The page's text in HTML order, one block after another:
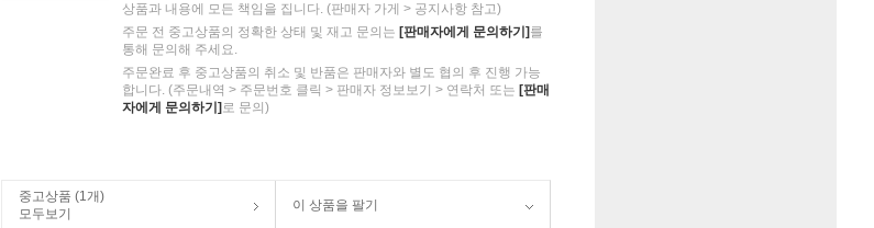
상품과 내용에 모든 책임을 집니다. (판매자 가게 > 공지사항 참고)
주문 전 중고상품의 정확한 상태 및 재고 문의는 [판매자에게 문의하기] 를
통해 문의해 주세요.
주문완료 후 중고상품의 취소 및 반품은 판매자와 별도 협의 후 진행 가능
합니다. (주문내역 > 주문번호 클릭 > 판매자 정보보기 > 연락처 또는 [판매
자에게 문의하기] 로 문의)
중고상품 (1개)
모두보기
이 상품을 팔기